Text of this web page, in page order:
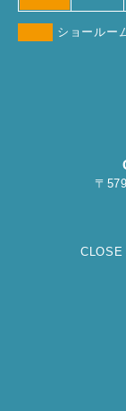
ショールー
〒